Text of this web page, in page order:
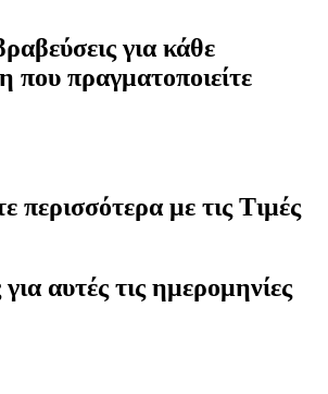
για κάθε
που πραγματοποιείτε
περισσότερα με τις Τιμές
αυτές τις ημερομηνίες